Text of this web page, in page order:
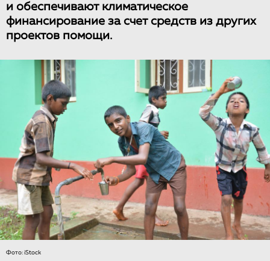
и обеспечивают климатическое
финансирование за счет средств из других
проектов помощи.
Фото: iStock